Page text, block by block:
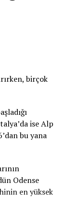
için
teşekkür
Reker,
dile
Şahin,
ilgili bilgi
birçok
ise Alp
bu yana
Odense
en yüksek